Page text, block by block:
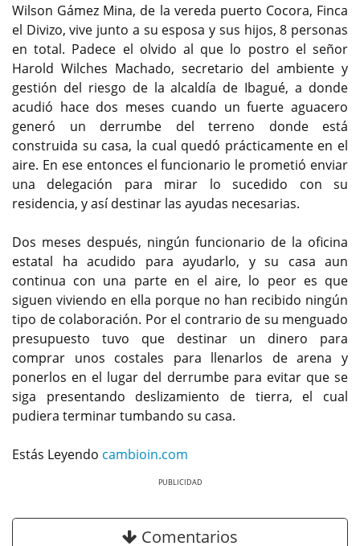
Wilson Gámez Mina, de la vereda puerto Cocora, Finca
el Divizo, vive junto a su esposa y sus hijos, 8 personas
en total. Padece el olvido al que lo postro el señor
Harold Wilches Machado, secretario del ambiente y
gestión del riesgo de la alcaldía de Ibagué, a donde
acudió hace dos meses cuando un fuerte aguacero
generó un derrumbe del terreno donde está
construida su casa, la cual quedó prácticamente en el
aire. En ese entonces el funcionario le prometió enviar
una delegación para mirar lo sucedido con su
residencia, y así destinar las ayudas necesarias.
Dos meses después, ningún funcionario de la oficina
estatal ha acudido para ayudarlo, y su casa aun
continua con una parte en el aire, lo peor es que
siguen viviendo en ella porque no han recibido ningún
tipo de colaboración. Por el contrario de su menguado
presupuesto tuvo que destinar un dinero para
comprar unos costales para llenarlos de arena y
ponerlos en el lugar del derrumbe para evitar que se
siga presentando deslizamiento de tierra, el cual
pudiera terminar tumbando su casa.
Estás Leyendo cambioin.com
Comentarios